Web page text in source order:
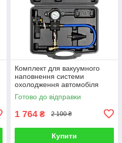
Комплект для вакуумного
наповнення системи
охолодження автомобіля
YATO YT-72995
Готово до відправки
1 764 ₴ 2 100 ₴
Купити